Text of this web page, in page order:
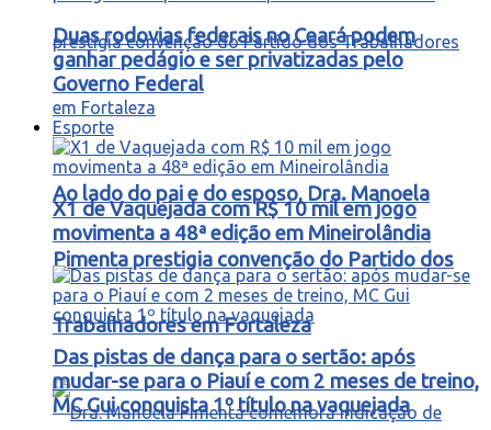
Ao lado do pai e do esposo, Dra. Manoela
Pimenta prestigia convenção do Partido dos
Trabalhadores em Fortaleza
Duas rodovias federais no Ceará podem
ganhar pedágio e ser privatizadas pelo
Governo Federal
Esporte
X1 de Vaquejada com R$ 10 mil em jogo
movimenta a 48ª edição em Mineirolândia
Das pistas de dança para o sertão: após
mudar-se para o Piauí e com 2 meses de treino,
MC Gui conquista 1º título na vaquejada